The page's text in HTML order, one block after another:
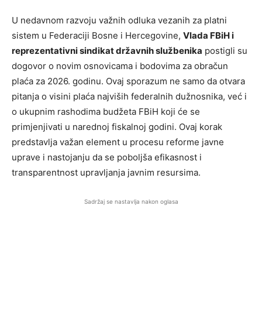
U nedavnom razvoju važnih odluka vezanih za platni
sistem u Federaciji Bosne i Hercegovine, Vlada FBiH i
reprezentativni sindikat državnih službenika postigli su
dogovor o novim osnovicama i bodovima za obračun
plaća za 2026. godinu. Ovaj sporazum ne samo da otvara
pitanja o visini plaća najviših federalnih dužnosnika, već i
o ukupnim rashodima budžeta FBiH koji će se
primjenjivati u narednoj fiskalnoj godini. Ovaj korak
predstavlja važan element u procesu reforme javne
uprave i nastojanju da se poboljša efikasnost i
transparentnost upravljanja javnim resursima.
Sadržaj se nastavlja nakon oglasa